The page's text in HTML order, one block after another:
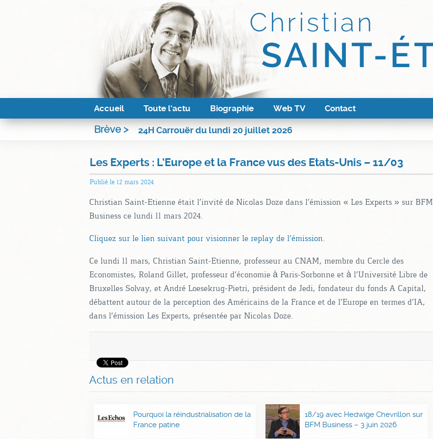
Accueil Toute l’actu Biographie Web TV Contact
Brève > 24H Carrouër du lundi 20 juillet 2026
Les Experts : L’Europe et la France vus des Etats-Unis – 11/03
Publié le 12 mars 2024
Christian Saint-Etienne était l’invité de Nicolas Doze dans l’émission « Les Experts » sur BFM
Business ce lundi 11 mars 2024.
Cliquez sur le lien suivant pour visionner le replay de l’émission.
Ce lundi 11 mars, Christian Saint-Etienne, professeur au CNAM, membre du Cercle des
Economistes, Roland Gillet, professeur d’économie à Paris-Sorbonne et à l’Université Libre de
Bruxelles Solvay, et André Loesekrug-Pietri, président de Jedi, fondateur du fonds A Capital,
débattent autour de la perception des Américains de la France et de l’Europe en termes d’IA,
dans l’émission Les Experts, présentée par Nicolas Doze.
Actus en relation
Pourquoi la réindustrialisation de la
France patine
18/19 avec Hedwige Chevrillon sur
BFM Business – 3 juin 2026